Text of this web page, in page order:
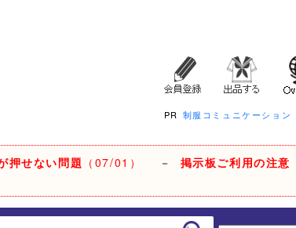
PR 制服コミュニケーション
押せない問題 （07/01） － 掲示板ご利用の注意